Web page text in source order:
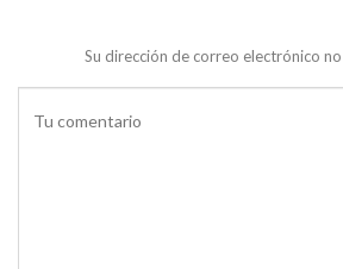
Su dirección de correo electrónico